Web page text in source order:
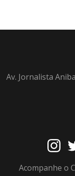
Av. Jornalista
Acompanhe o